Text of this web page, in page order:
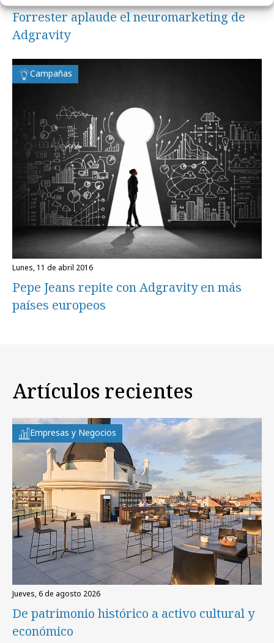
Forrester aplaude el neuromarketing de
Adgravity
Campañas
lunes, 11 de abril 2016
Pepe Jeans repite con Adgravity en más
países europeos
Artículos recientes
Empresas y Negocios
jueves, 6 de agosto 2026
De patrimonio histórico a activo cultural y
económico